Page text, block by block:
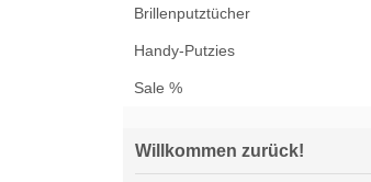
Brillenputztücher
Handy-Putzies
Sale %
Willkommen zurück!